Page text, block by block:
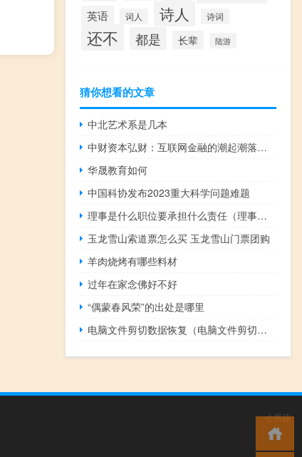
英语 词人 诗人 诗词
还不 都是 长辈 陆游
猜你想看的文章
中北艺术系是几本
中财资本弘财：互联网金融的潮起潮落，资本寒冬下的互联网变革
华晟教育如何
中国科协发布2023重大科学问题难题
理事是什么职位要承担什么责任（理事是什么职位）
玉龙雪山索道票怎么买 玉龙雪山门票团购
羊肉烧烤有哪些料材
过年在家念佛好不好
“偶蒙春风荣”的出处是哪里
电脑文件剪切数据恢复（电脑文件剪切后恢复）
小男孩